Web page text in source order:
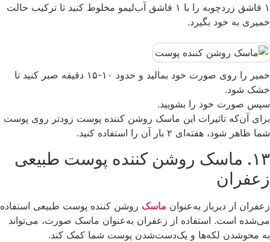
۱ قاشق زردچوبه را با ۱ قاشق آب‌لیمو مخلوط کنید تا ترکیب حالت
خمیری به خود بگیرد.
خمیر را روی صورت خود بمالید و حدود ۱۰-۱۵ دقیقه صبر کنید تا
خشک شود.
سپس صورت خود را بشویید.
برای آن‌که تاثیرات این ماسک روشن کننده پوست زودتر روی پوست
شما ظاهر شود، هفته‌ای ۲ بار آن را استفاده کنید.
۱۳. ماسک روشن کننده پوست طبیعی
زعفران
زعفران از دیرباز به‌عنوان ماسک روشن کننده پوست طبیعی استفاده
می‌شده است. استفاده از زعفران به‌عنوان ماسک صورت، می‌تواند
به محوشدن لکه‌ها و یک‌دست‌شدن پوست شما کمک کند.